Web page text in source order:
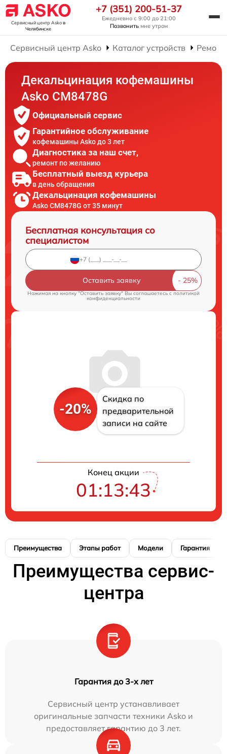
Сервисный центр Askoв
Челябинске
+7 (351) 200-51-37
Ежедневно с 9:00 до 21:00
Позвонить мне утром
Сервисный центр Asko Каталог устройств
Декальцинация кофемашины
Asko CM8478G
Официальный сервис
Гарантийное обслуживание
кофемашины Asko до 3 лет
Диагностика за наш счет,
ремонт по желанию
Бесплатный выезд курьера
в день обращения
Декальцинация кофемашины
Asko CM8478G от 35 минут
Бесплатная консультация со
специалистом
Оставить заявку
Нажимая на кнопку "Оставить заявку" Вы соглашаетесь cполитикой
конфиденциальности
-20%
Скидка по
предварительной
записи на сайте
Конец акции
01:13:42
Преимущества Этапы работ Модели Гарантия
Преимущества сервис-
центра
Гарантия до 3-х лет
Сервисный центр устанавливает
оригинальные запчасти техники Asko и
предоставляет гарантию до 3 лет.